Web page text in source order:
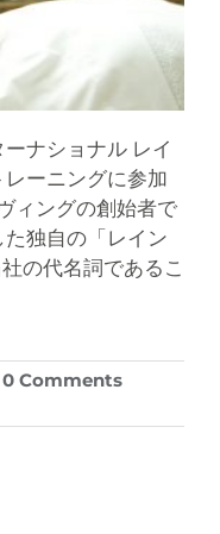
ナショナル レイ
ーニングに参加
ィングの創始者で
独自の「レイン
の代名詞であるこ
0 Comments